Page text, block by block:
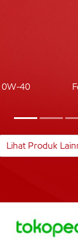
40
Lihat Produk